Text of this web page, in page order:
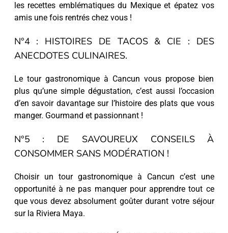
les recettes emblématiques du Mexique et épatez vos
amis une fois rentrés chez vous !
N°4 : HISTOIRES DE TACOS & CIE : DES
ANECDOTES CULINAIRES.
Le tour gastronomique à Cancun vous propose bien
plus qu’une simple dégustation, c’est aussi l’occasion
d’en savoir davantage sur l’histoire des plats que vous
manger. Gourmand et passionnant !
N°5 : DE SAVOUREUX CONSEILS À
CONSOMMER SANS MODÉRATION !
Choisir un tour gastronomique à Cancun c’est une
opportunité à ne pas manquer pour apprendre tout ce
que vous devez absolument goûter durant votre séjour
sur la Riviera Maya.